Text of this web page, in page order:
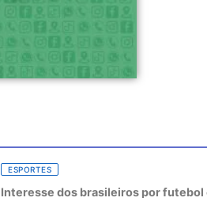
ESPORTES
Interesse dos brasileiros por futebol